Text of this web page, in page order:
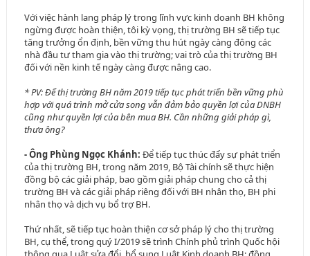
Với việc hành lang pháp lý trong lĩnh vực kinh doanh BH không
ngừng được hoàn thiện, tôi kỳ vọng, thị trường BH sẽ tiếp tục
tăng trưởng ổn định, bền vững thu hút ngày càng đông các
nhà đầu tư tham gia vào thị trường; vai trò của thị trường BH
đối với nền kinh tế ngày càng được nâng cao.
* PV: Để thị trường BH năm 2019 tiếp tục phát triển bền vững phù
hợp với quá trình mở cửa song vẫn đảm bảo quyền lợi của DNBH
cũng như quyền lợi của bên mua BH. Cần những giải pháp gì,
thưa ông?
- Ông Phùng Ngọc Khánh: Để tiếp tục thúc đẩy sự phát triển
của thị trường BH, trong năm 2019, Bộ Tài chính sẽ thực hiện
đồng bộ các giải pháp, bao gồm giải pháp chung cho cả thị
trường BH và các giải pháp riêng đối với BH nhân thọ, BH phi
nhân thọ và dịch vụ bổ trợ BH.
Thứ nhất, sẽ tiếp tục hoàn thiện cơ sở pháp lý cho thị trường
BH, cụ thể, trong quý I/2019 sẽ trình Chính phủ trình Quốc hội